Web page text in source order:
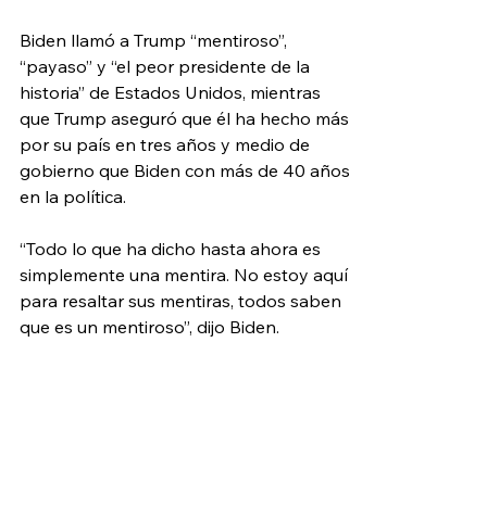
Biden llamó a Trump “mentiroso”,
“payaso” y “el peor presidente de la
historia” de Estados Unidos, mientras
que Trump aseguró que él ha hecho más
por su país en tres años y medio de
gobierno que Biden con más de 40 años
en la política.
“Todo lo que ha dicho hasta ahora es
simplemente una mentira. No estoy aquí
para resaltar sus mentiras, todos saben
que es un mentiroso”, dijo Biden.